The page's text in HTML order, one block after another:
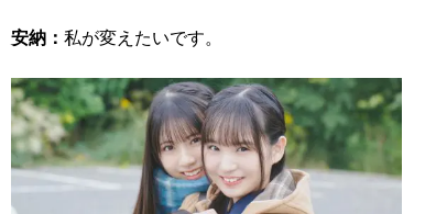
安納： 私が変えたいです。